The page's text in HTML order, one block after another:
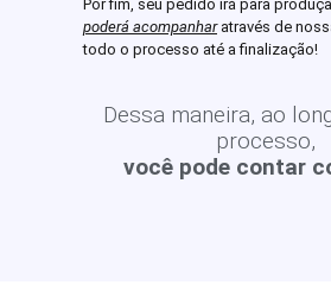
Por fim, seu pedido irá para
poderá acompanharatravés de
todo o processo até a finalização!
Dessa maneira, ao
processo,
você pode contar